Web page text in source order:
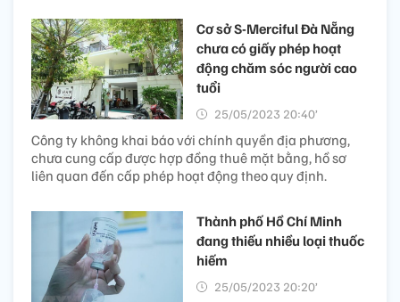
Cơ sở S-Merciful Đà Nẵng
chưa có giấy phép hoạt
động chăm sóc người cao
tuổi
25/05/2023 20:40’
Công ty không khai báo với chính quyền địa phương,
chưa cung cấp được hợp đồng thuê mặt bằng, hồ sơ
liên quan đến cấp phép hoạt động theo quy định.
Thành phố Hồ Chí Minh
đang thiếu nhiều loại thuốc
hiếm
25/05/2023 20:20’